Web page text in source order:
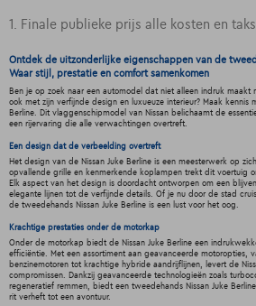
1. Finale publieke prijs alle kosten en
Ontdek de uitzonderlijke eigenschappen van de
Waar stijl, prestatie en comfort samenkomen
Ben je op zoek naar een automodel dat niet alleen indruk maakt
ook met zijn verfijnde design en luxueuze interieur? Maak kennis
Berline. Dit vlaggenschipmodel van Nissan belichaamt de
een rijervaring die alle verwachtingen overtreft.
Een design dat de verbeelding overtreft
Het design van de Nissan Juke Berline is een meesterwerk op
opvallende grille en kenmerkende koplampen trekt dit voertuig
Elk aspect van het design is doordacht ontworpen om een
elegante lijnen tot de verfijnde details. Of je nu door de stad
de tweedehands Nissan Juke Berline is een lust voor het oog.
Krachtige prestaties onder de motorkap
Onder de motorkap biedt de Nissan Juke Berline een
efficiëntie. Met een assortiment aan geavanceerde motoropties,
benzinemotoren tot krachtige hybride aandrijflijnen, levert de
compromissen. Dankzij geavanceerde technologieën zoals
regeneratief remmen, biedt een tweedehands Nissan Juke
rit verheft tot een avontuur.